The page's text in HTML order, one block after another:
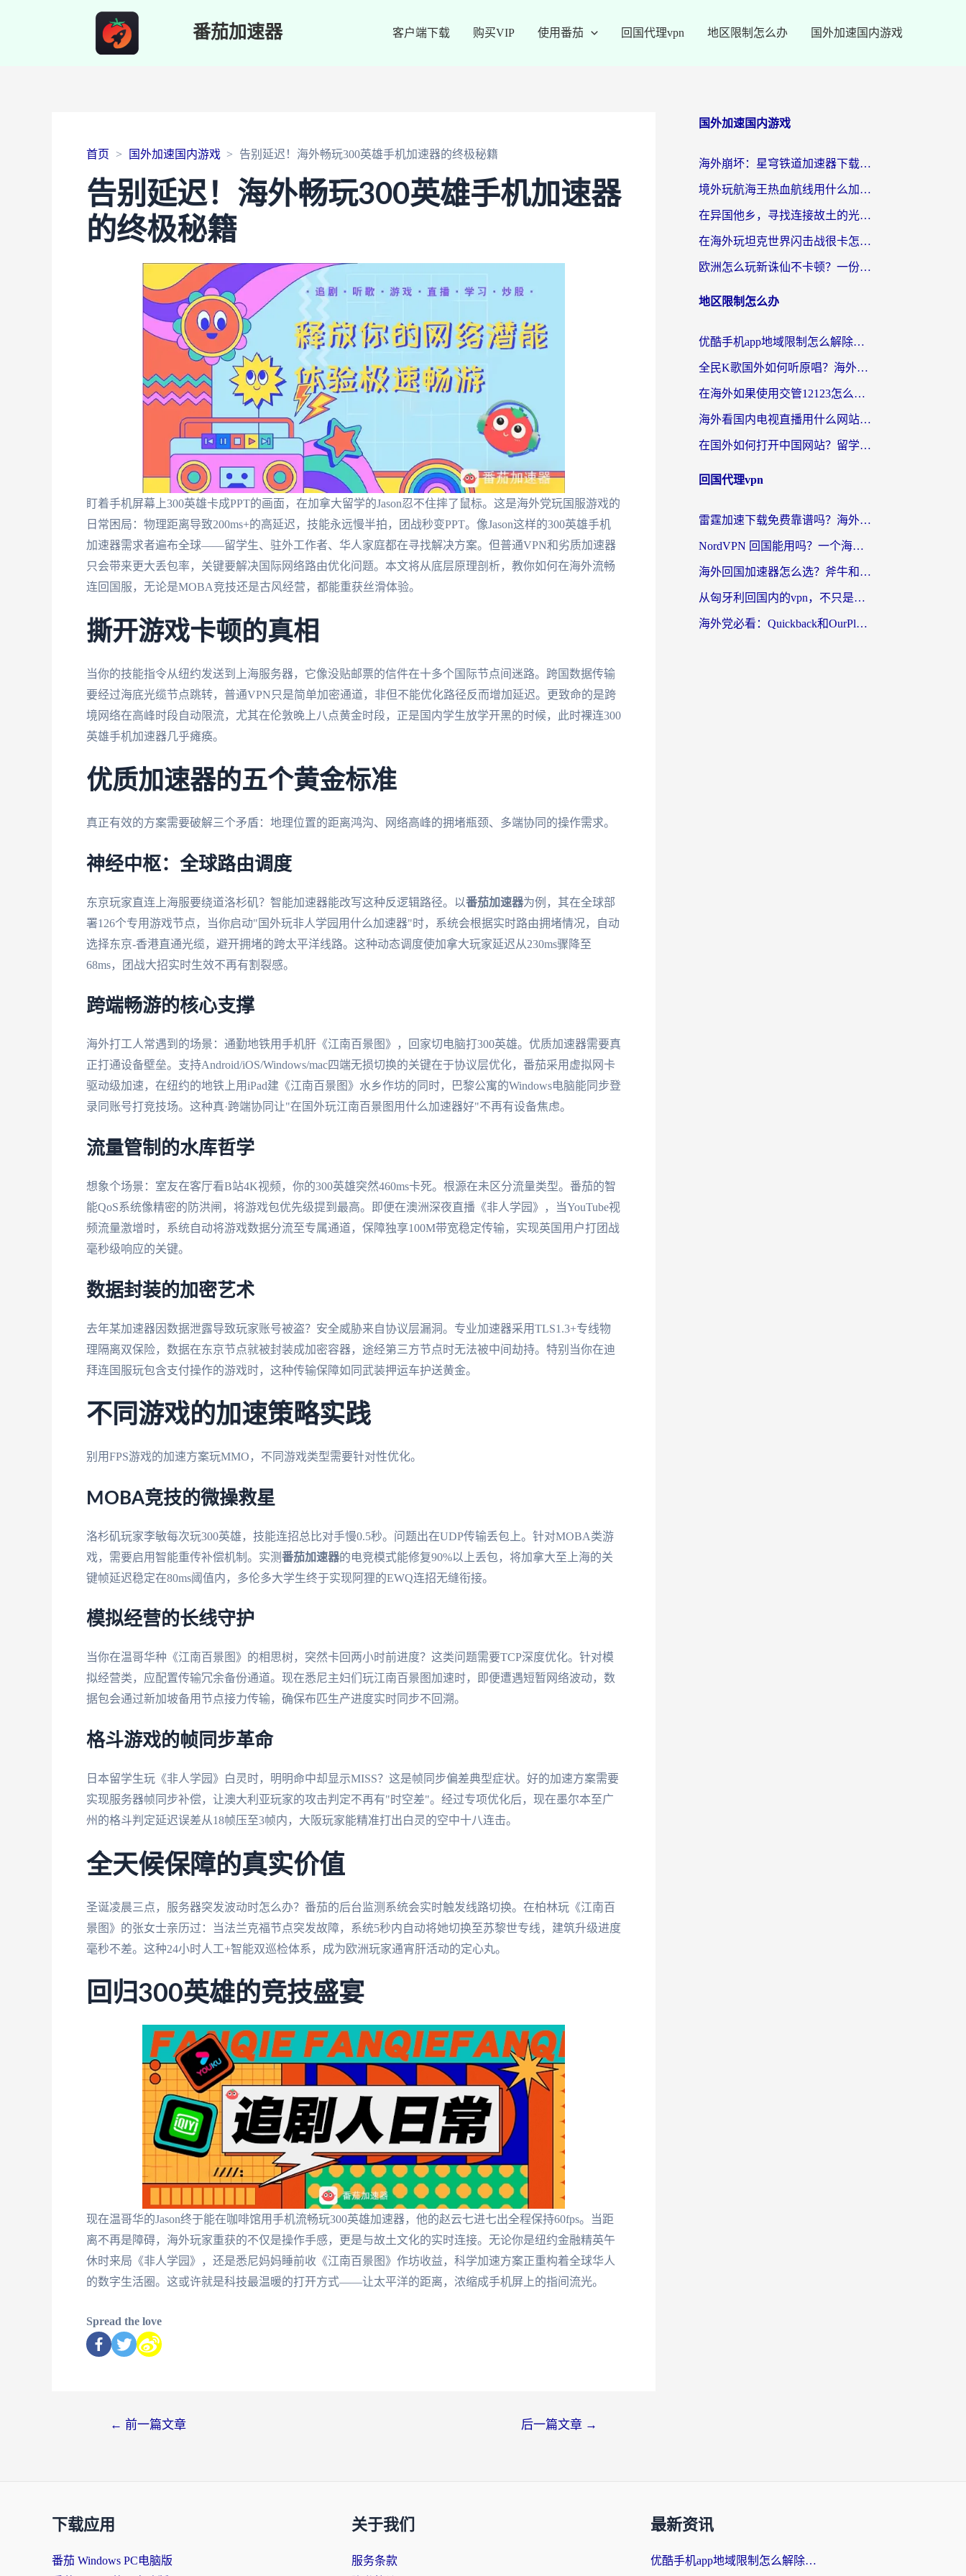
番茄加速器 客户端下载 购买VIP 使用番茄 回国代理vpn 地区限制怎么办 国外加速国内游戏
首页 国外加速国内游戏 告别延迟！海外畅玩300英雄手机加速器的终极秘籍
告别延迟！海外畅玩300英雄手机加速器
的终极秘籍
盯着手机屏幕上300英雄卡成PPT的画面，在加拿大留学的Jason忍不住摔了鼠标。这是海外党玩国服游戏的
日常困局：物理距离导致200ms+的高延迟，技能永远慢半拍，团战秒变PPT。像Jason这样的300英雄手机
加速器需求者遍布全球——留学生、驻外工作者、华人家庭都在寻找解决方案。但普通VPN和劣质加速器
只会带来更大丢包率，关键要解决国际网络路由优化问题。本文将从底层原理剖析，教你如何在海外流畅
连回国服，无论是MOBA竞技还是古风经营，都能重获丝滑体验。
撕开游戏卡顿的真相
当你的技能指令从纽约发送到上海服务器，它像没贴邮票的信件在十多个国际节点间迷路。跨国数据传输
要经过海底光缆节点跳转，普通VPN只是简单加密通道，非但不能优化路径反而增加延迟。更致命的是跨
境网络在高峰时段自动限流，尤其在伦敦晚上八点黄金时段，正是国内学生放学开黑的时候，此时裸连300
英雄手机加速器几乎瘫痪。
优质加速器的五个黄金标准
真正有效的方案需要破解三个矛盾：地理位置的距离鸿沟、网络高峰的拥堵瓶颈、多端协同的操作需求。
神经中枢：全球路由调度
东京玩家直连上海服要绕道洛杉矶？智能加速器能改写这种反逻辑路径。以番茄加速器为例，其在全球部
署126个专用游戏节点，当你启动"国外玩非人学园用什么加速器"时，系统会根据实时路由拥堵情况，自动
选择东京-香港直通光缆，避开拥堵的跨太平洋线路。这种动态调度使加拿大玩家延迟从230ms骤降至
68ms，团战大招实时生效不再有割裂感。
跨端畅游的核心支撑
海外打工人常遇到的场景：通勤地铁用手机肝《江南百景图》，回家切电脑打300英雄。优质加速器需要真
正打通设备壁垒。支持Android/iOS/Windows/mac四端无损切换的关键在于协议层优化，番茄采用虚拟网卡
驱动级加速，在纽约的地铁上用iPad建《江南百景图》水乡作坊的同时，巴黎公寓的Windows电脑能同步登
录同账号打竞技场。这种真·跨端协同让"在国外玩江南百景图用什么加速器好"不再有设备焦虑。
流量管制的水库哲学
想象个场景：室友在客厅看B站4K视频，你的300英雄突然460ms卡死。根源在未区分流量类型。番茄的智
能QoS系统像精密的防洪闸，将游戏包优先级提到最高。即便在澳洲深夜直播《非人学园》，当YouTube视
频流量激增时，系统自动将游戏数据分流至专属通道，保障独享100M带宽稳定传输，实现英国用户打团战
毫秒级响应的关键。
数据封装的加密艺术
去年某加速器因数据泄露导致玩家账号被盗？安全威胁来自协议层漏洞。专业加速器采用TLS1.3+专线物
理隔离双保险，数据在东京节点就被封装成加密容器，途经第三方节点时无法被中间劫持。特别当你在迪
拜连国服玩包含支付操作的游戏时，这种传输保障如同武装押运车护送黄金。
不同游戏的加速策略实践
别用FPS游戏的加速方案玩MMO，不同游戏类型需要针对性优化。
MOBA竞技的微操救星
洛杉矶玩家李敏每次玩300英雄，技能连招总比对手慢0.5秒。问题出在UDP传输丢包上。针对MOBA类游
戏，需要启用智能重传补偿机制。实测番茄加速器的电竞模式能修复90%以上丢包，将加拿大至上海的关
键帧延迟稳定在80ms阈值内，多伦多大学生终于实现阿狸的EWQ连招无缝衔接。
模拟经营的长线守护
当你在温哥华种《江南百景图》的相思树，突然卡回两小时前进度？这类问题需要TCP深度优化。针对模
拟经营类，应配置传输冗余备份通道。现在悉尼主妇们玩江南百景图加速时，即便遭遇短暂网络波动，数
据包会通过新加坡备用节点接力传输，确保布匹生产进度实时同步不回溯。
格斗游戏的帧同步革命
日本留学生玩《非人学园》白灵时，明明命中却显示MISS？这是帧同步偏差典型症状。好的加速方案需要
实现服务器帧同步补偿，让澳大利亚玩家的攻击判定不再有"时空差"。经过专项优化后，现在墨尔本至广
州的格斗判定延迟误差从18帧压至3帧内，大阪玩家能精准打出白灵的空中十八连击。
全天候保障的真实价值
圣诞凌晨三点，服务器突发波动时怎么办？番茄的后台监测系统会实时触发线路切换。在柏林玩《江南百
景图》的张女士亲历过：当法兰克福节点突发故障，系统5秒内自动将她切换至苏黎世专线，建筑升级进度
毫秒不差。这种24小时人工+智能双巡检体系，成为欧洲玩家通宵肝活动的定心丸。
回归300英雄的竞技盛宴
现在温哥华的Jason终于能在咖啡馆用手机流畅玩300英雄加速器，他的赵云七进七出全程保持60fps。当距
离不再是障碍，海外玩家重获的不仅是操作手感，更是与故土文化的实时连接。无论你是纽约金融精英午
休时来局《非人学园》，还是悉尼妈妈睡前收《江南百景图》作坊收益，科学加速方案正重构着全球华人
的数字生活圈。这或许就是科技最温暖的打开方式——让太平洋的距离，浓缩成手机屏上的指间流光。
Spread the love
← 前一篇文章 后一篇文章 →
国外加速国内游戏
海外崩坏：星穹铁道加速器下载安装：一份给游子的终极网络指南
境外玩航海王热血航线用什么加速器？2026海外玩家实测最优方案（附欧洲问道堡垒前线加速技巧）
在异国他乡，寻找连接故土的光明大陆免费加速器
在海外玩坦克世界闪击战很卡怎么办？老玩家亲测有效的加速器选择指南
欧洲怎么玩新诛仙不卡顿？一份给海外游子的国服游戏畅玩指南
地区限制怎么办
优酷手机app地域限制怎么解除？海外党亲测有效的追剧方案
全民K歌国外如何听原唱？海外党亲测有效的回国加速器选择指南
在海外如果使用交管12123怎么处理？留学生亲测有效的回国加速方案
海外看国内电视直播用什么网站比较好？一篇解决你所有追剧难题的实用指南
在国外如何打开中国网站？留学生与海外华人的无缝访问指南
回国代理vpn
雷霆加速下载免费靠谱吗？海外党选回国加速器的避坑指南（附热门工具对比）
NordVPN 回国能用吗？一个海外用户必须面对的真实困境
海外回国加速器怎么选？斧牛和海龟哪个好？一篇帮你避开坑的实用指南
从匈牙利回国内的vpn，不只是为了刷剧那么简单
海外党必看：Quickback和OurPlay好用吗？3分钟选对回国加速器，无缝刷剧玩游戏
下载应用
番茄 Windows PC电脑版
关于我们
服务条款
最新资讯
优酷手机app地域限制怎么解除？海外党亲测有效的追剧方案